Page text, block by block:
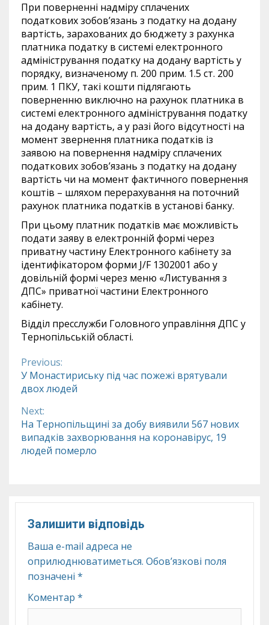
При поверненні надміру сплачених
податкових зобов’язань з податку на додану
вартість, зарахованих до бюджету з рахунка
платника податку в системі електронного
адміністрування податку на додану вартість у
порядку, визначеному п. 200 прим. 1.5 ст. 200
прим. 1 ПКУ, такі кошти підлягають
поверненню виключно на рахунок платника в
системі електронного адміністрування податку
на додану вартість, а у разі його відсутності на
момент звернення платника податків із
заявою на повернення надміру сплачених
податкових зобов’язань з податку на додану
вартість чи на момент фактичного повернення
коштів – шляхом перерахування на поточний
рахунок платника податків в установі банку.
При цьому платник податків має можливість
подати заяву в електронній формі через
приватну частину Електронного кабінету за
ідентифікатором форми J/F 1302001 або у
довільній формі через меню «Листування з
ДПС» приватної частини Електронного
кабінету.
Відділ пресслужби Головного управління ДПС у
Тернопільській області.
Continue
Reading
Previous:
У Монастириську під час пожежі врятували
двох людей
Next:
На Тернопільщині за добу виявили 567 нових
випадків захворювання на коронавірус, 19
людей померло
Залишити відповідь
Ваша e-mail адреса не
оприлюднюватиметься. Обов’язкові поля
позначені *
Коментар *